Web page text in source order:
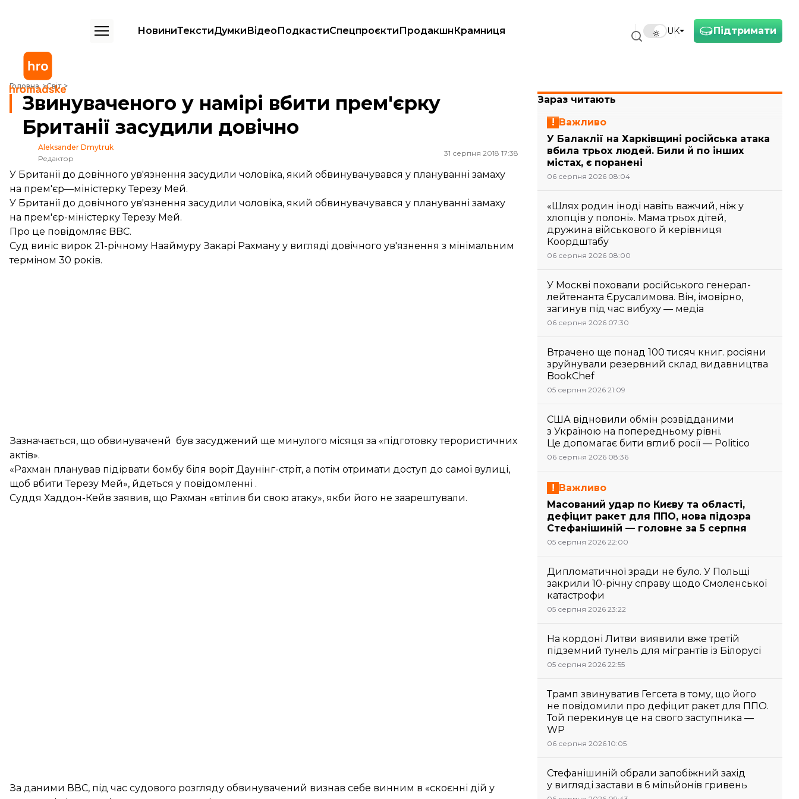
Підтримати
UK
НовиниТекстиДумкиВідеоПодкастиСпецпроєктиПродакшнКрамниця
Головна Світ
Звинуваченого у намірі вбити прем'єрку Британії засудили довічно
Звинуваченого у намірі вбити прем'єрку
Британії засудили довічно
Aleksander Dmytruk
Редактор
31 серпня 2018 17:38
У Британії до довічного ув'язнення засудили чоловіка, який обвинувачувався у плануванні замаху
на прем'єр—міністерку Терезу Мей.
У Британії до довічного ув'язнення засудили чоловіка, який обвинувачувався у плануванні замаху
на прем'єр-міністерку Терезу Мей.
Про це повідомляє BBC.
Суд виніс вирок 21-річному Нааймуру Закарі Рахману у вигляді довічного ув'язнення з мінімальним
терміном 30 років.
Зазначається, що обвинуваченй був засуджений ще минулого місяця за «підготовку терористичних
актів».
«Рахман планував підірвати бомбу біля воріт Даунінг-стріт, а потім отримати доступ до самої вулиці,
щоб вбити Терезу Мей», йдеться у повідомленні .
Суддя Хаддон-Кейв заявив, що Рахман «втілив би свою атаку», якби його не заарештували.
За даними ВВС, під час судового розгляду обвинувачений визнав себе винним в «скоєнні дій у
Зараз читають
Важливо
У Балаклії на Харківщині російська атака
вбила трьох людей. Били й по інших
містах, є поранені
06 серпня 2026 08:04
«Шлях родин іноді навіть важчий, ніж у
хлопців у полоні». Мама трьох дітей,
дружина військового й керівниця
Коордштабу
06 серпня 2026 08:00
У Москві поховали російського генерал-
лейтенанта Єрусалимова. Він, імовірно,
загинув під час вибуху — медіа
06 серпня 2026 07:30
Втрачено ще понад 100 тисяч книг. росіяни
зруйнували резервний склад видавництва
BookChef
05 серпня 2026 21:09
США відновили обмін розвідданими
з Україною на попередньому рівні.
Це допомагає бити вглиб росії — Politico
06 серпня 2026 08:36
Важливо
Масований удар по Києву та області,
дефіцит ракет для ППО, нова підозра
Стефанішиній — головне за 5 серпня
05 серпня 2026 22:00
Дипломатичної зради не було. У Польщі
закрили 10-річну справу щодо Смоленської
катастрофи
05 серпня 2026 23:22
На кордоні Литви виявили вже третій
підземний тунель для мігрантів із Білорусі
05 серпня 2026 22:55
Трамп звинуватив Гегсета в тому, що його
не повідомили про дефіцит ракет для ППО.
Той перекинув це на свого заступника —
WP
06 серпня 2026 10:05
Стефанішиній обрали запобіжний захід
у вигляді застави в 6 мільйонів гривень